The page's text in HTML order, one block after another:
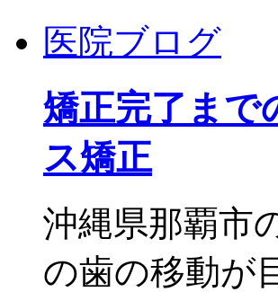
医院ブログ
矯正完了まで
ス矯正
沖縄県那覇市
の歯の移動が